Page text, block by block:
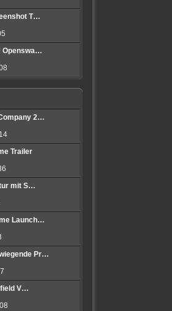
T…
Openswa…
2…
Trailer
mit S…
Launch…
Pr…
V…